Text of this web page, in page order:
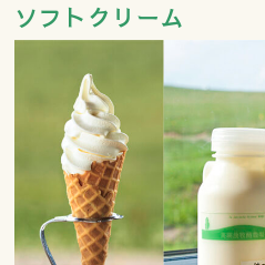
ソフトクリーム